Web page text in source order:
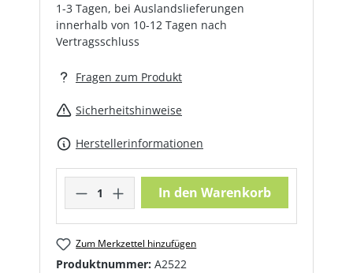
1-3 Tagen, bei Auslandslieferungen
innerhalb von 10-12 Tagen nach
Vertragsschluss
Fragen zum Produkt
Sicherheitshinweise
Herstellerinformationen
Produkt Anzahl: Gib den
In den Warenkorb
Zum Merkzettel hinzufügen
Produktnummer: A2522